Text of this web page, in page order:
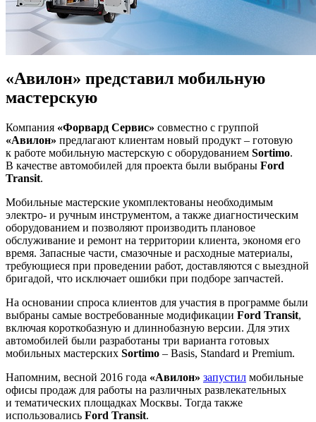
«Авилон» представил мобильную
мастерскую
Компания «Форвард Сервис» совместно с группой
«Авилон» предлагают клиентам новый продукт – готовую
к работе мобильную мастерскую с оборудованием Sortimo.
В качестве автомобилей для проекта были выбраны Ford
Transit.
Мобильные мастерские укомплектованы необходимым
электро- и ручным инструментом, а также диагностическим
оборудованием и позволяют производить плановое
обслуживание и ремонт на территории клиента, экономя его
время. Запасные части, смазочные и расходные материалы,
требующиеся при проведении работ, доставляются с выездной
бригадой, что исключает ошибки при подборе запчастей.
На основании спроса клиентов для участия в программе были
выбраны самые востребованные модификации Ford Transit,
включая короткобазную и длиннобазную версии. Для этих
автомобилей были разработаны три варианта готовых
мобильных мастерских Sortimo – Basis, Standard и Premium.
Напомним, весной 2016 года «Авилон» запустил мобильные
офисы продаж для работы на различных развлекательных
и тематических площадках Москвы. Тогда также
использовались Ford Transit.